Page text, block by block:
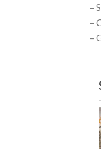
–
–
–